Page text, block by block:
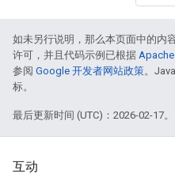
如未另行说明，那么本页面中的内
许可，并且代码示例已根据
参阅 Google 开发者网站政策。
标。
最后更新时间 (UTC)：2026-02-17。
互动